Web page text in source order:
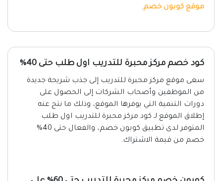
موقع كوبون خصم.
كود خصم مركز محبرة للتدريب اول طلب حتى 40%
سعى موقع مركز محبرة للتدريب إلى جذب شريحة جديدة
من الموظفين وأصحاب الشركات إلى الحصول على
دورات التنمية التي يوفرها الموقع، وذلك ما نتج عنه
إطلاق الموقع لـ كود مركز محبرة للتدريب اول طلب
المتوفر لدى تطبيق كوبون خصم، والفعال حتى 40%
خصم من قيمة الاشتراك.